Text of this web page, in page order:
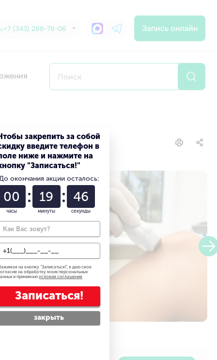
+7 (343) 288-79-06 Запись онлайн
и
закрепить за собой
введите телефон в
ниже и нажмите на
"Записаться!"
окончания акции осталось:
00
часы
19
минуты
45
секунды
на кнопку "Записаться!", я даю свое
на обработку моих персональных
и принимаю условия соглашения
Записаться!
закрыть